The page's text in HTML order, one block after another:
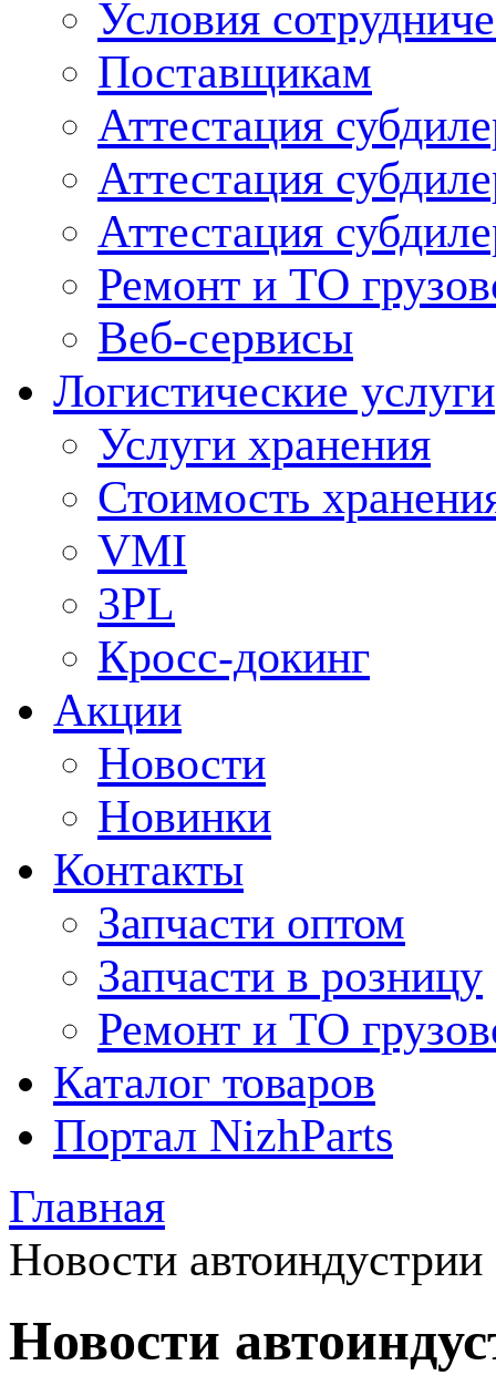
Условия
Поставщикам
Аттестация
Аттестация
Аттестация
Ремонт и ТО
Веб-сервисы
Логистические услуги
Услуги хранения
Стоимость
VMI
3PL
Кросс-докинг
Акции
Новости
Новинки
Контакты
Запчасти оптом
Запчасти в розницу
Ремонт и ТО
Каталог товаров
Портал NizhParts
Главная
Новости автоиндустрии
Новости